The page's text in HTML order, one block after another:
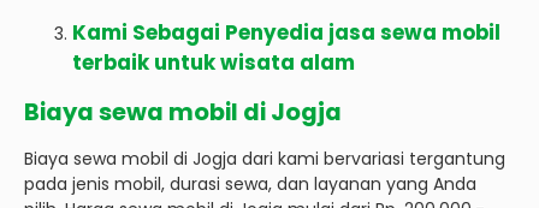
Kami Sebagai Penyedia jasa sewa mobil
terbaik untuk wisata alam
Biaya sewa mobil di Jogja
Biaya sewa mobil di Jogja dari kami bervariasi tergantung
pada jenis mobil, durasi sewa, dan layanan yang Anda